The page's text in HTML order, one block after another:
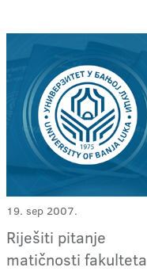
19. sep 2007.
Riješiti pitanje
matičnosti fakulteta